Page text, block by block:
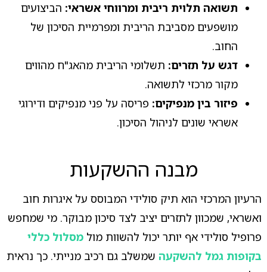
תשואה תלוית ריבית ומרווחי אשראי: הביצועים
מושפעים מסביבת הריבית ומפרמיית הסיכון של
החוב.
דגש על תזרים: תשלומי הריבית מהאג"ח מהווים
מקור מרכזי לתשואה.
פיזור בין מנפיקים: פריסה על פני מנפיקים ודירוגי
אשראי שונים לניהול הסיכון.
מבנה ההשקעות
הרעיון המרכזי הוא תיק סולידי המבוסס על איגרות חוב
ואשראי, שמכוון לתזרים יציב לצד סיכון מבוקר. מי שמחפש
פרופיל סולידי אף יותר יכול להשוות מול מסלול כללי
בקופות גמל להשקעהשמשלב גם רכיב מנייתי. כך נראית